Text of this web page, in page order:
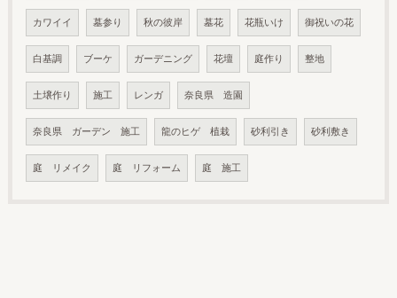
カワイイ 墓参り 秋の彼岸 墓花 花瓶いけ 御祝いの花
白基調 ブーケ ガーデニング 花壇 庭作り 整地
土壌作り 施工 レンガ 奈良県 造園
奈良県 ガーデン 施工 龍のヒゲ 植栽 砂利引き 砂利敷き
庭 リメイク 庭 リフォーム 庭 施工